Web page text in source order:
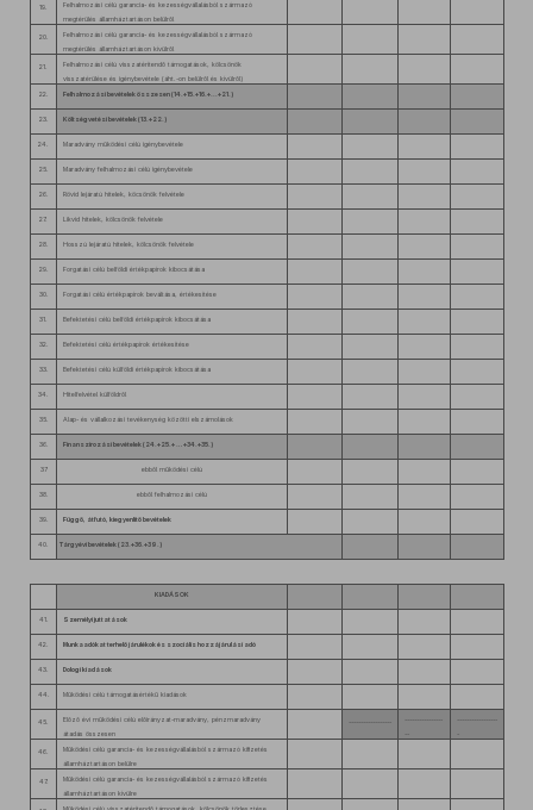
19.
Felhalmozási célú garancia- és kezességvállalásból származó
megtérülés államháztartáson belülről
20.
Felhalmozási célú garancia- és kezességvállalásból származó
megtérülés államháztartáson kívülről
21.
Felhalmozási célú visszatérítendő támogatások, kölcsönök
visszatérülése és igénybevétele (áht.-on belülről és kívülről)
22. Felhalmozási bevételek összesen (14.+15.+16.+...+21.)
23. Költségvetési bevételek (13.+22.)
24. Maradvány működési célú igénybevétele
25. Maradvány felhalmozási célú igénybevétele
26. Rövid lejáratú hitelek, köcsönök felvétele
27. Likvid hitelek, kölcsönök felvétele
28. Hosszú lejáratú hitelek, kölcsönök felvétele
29. Forgatási célú belföldi értékpapírok kibocsátása
30. Forgatási célú értékpapírok beváltása, értékesítése
31. Befektetési célú belföldi értékpapírok kibocsátása
32. Befektetési célú értékpapírok értékesítése
33. Befektetési célú külföldi értékpapírok kibocsátása
34. Hitelfelvétel külföldről
35. Alap- és vállalkozási tevékenység közötti elszámolások
36. Finanszírozási bevételek (24.+25.+ … +34.+35.)
37 ebből működési célú
38. ebből felhalmozási célú
39. Függő, átfutó, kiegyenlítő bevételek
40. Tárgyévi bevételek (23.+36.+39.)
KIADÁSOK
41. Személyi juttatások
42. Munkaadókat terhelő járulékok és szociális hozzájárulási adó
43. Dologi kiadások
44. Működési célú támogatásértékű kiadások
45.
Előző évi működési célú előirányzat-maradvány, pénzmaradvány
átadás összesen
------------------
----------------
--
-----------------
-
46.
Működési célú garancia- és kezességvállalásból származó kifizetés
államháztartáson belülre
47.
Működési célú garancia- és kezességvállalásból származó kifizetés
államháztartáson kívülre